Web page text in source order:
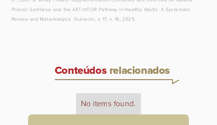
Protein Synthesis and the AKT/mTOR Pathway in Healthy Adults: A Systematic
Review and Meta-Analysis. Nutrients, v. 17, n. 16, 2025.
Conteúdos relacionados
No items found.